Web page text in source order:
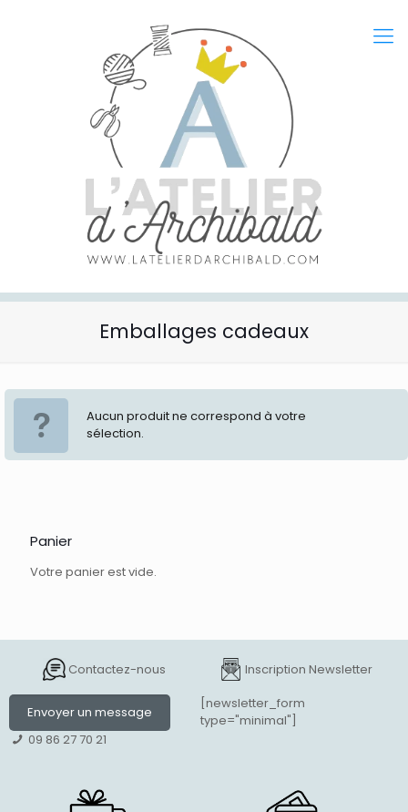
Emballages cadeaux
Aucun produit ne correspond à votre
sélection.
Panier
Votre panier est vide.
Contactez-nous
Envoyer un message
09 86 27 70 21
Inscription Newsletter
[newsletter_form
type="minimal"]